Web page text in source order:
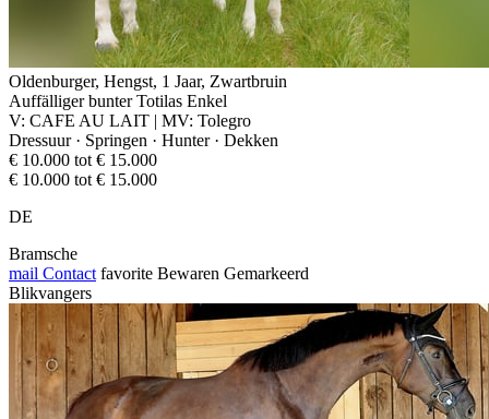
Oldenburger, Hengst, 1 Jaar, Zwartbruin
Auffälliger bunter Totilas Enkel
V: CAFE AU LAIT | MV: Tolegro
Dressuur · Springen · Hunter · Dekken
€ 10.000 tot € 15.000
€ 10.000 tot € 15.000
DE
Bramsche
mail Contact favorite Bewaren Gemarkeerd
Blikvangers